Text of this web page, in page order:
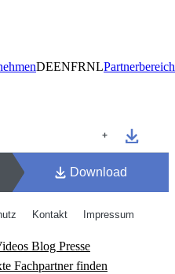
DEENFRNLPartnerbereich
Blog Presse
Fachpartner finden